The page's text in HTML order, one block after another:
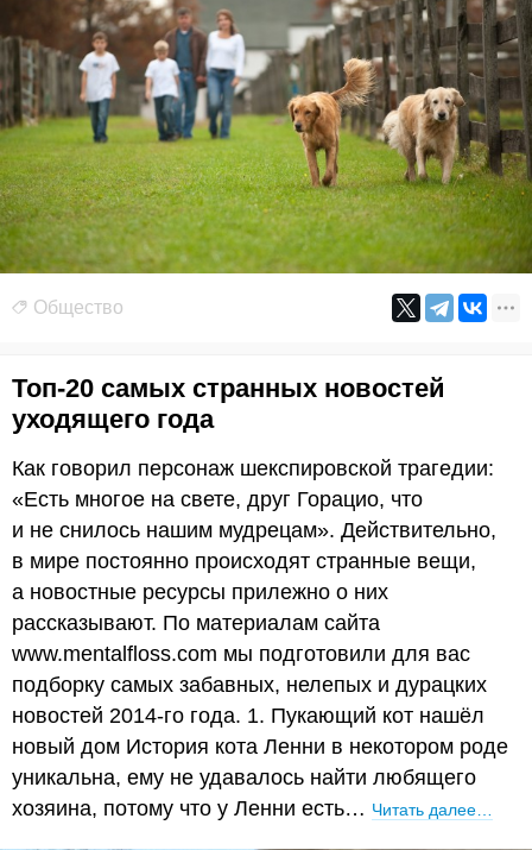
Общество
Топ-20 самых странных новостей
уходящего года
Как говорил персонаж шекспировской трагедии:
«Есть многое на свете, друг Горацио, что
и не снилось нашим мудрецам». Действительно,
в мире постоянно происходят странные вещи,
а новостные ресурсы прилежно о них
рассказывают. По материалам сайта
www.mentalfloss.com мы подготовили для вас
подборку самых забавных, нелепых и дурацких
новостей 2014-го года. 1. Пукающий кот нашёл
новый дом История кота Ленни в некотором роде
уникальна, ему не удавалось найти любящего
хозяина, потому что у Ленни есть… Читать далее…